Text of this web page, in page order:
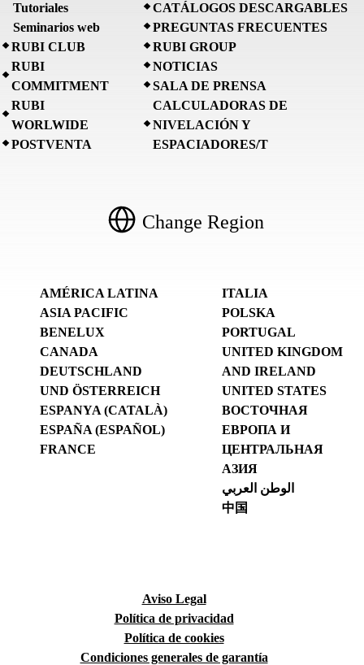
Tutoriales
Seminarios web
RUBI CLUB
RUBI
COMMITMENT
RUBI
WORLWIDE
POSTVENTA
CATÁLOGOS DESCARGABLES
PREGUNTAS FRECUENTES
RUBI GROUP
NOTICIAS
SALA DE PRENSA
CALCULADORAS DE
NIVELACIÓN Y
ESPACIADORES/T
Change Region
AMÉRICA LATINA
ASIA PACIFIC
BENELUX
CANADA
DEUTSCHLAND
UND ÖSTERREICH
ESPANYA (CATALÀ)
ESPAÑA (ESPAÑOL)
FRANCE
ITALIA
POLSKA
PORTUGAL
UNITED KINGDOM
AND IRELAND
UNITED STATES
ВОСТОЧНАЯ
ЕВРОПА И
ЦЕНТРАЛЬНАЯ
АЗИЯ
الوطن العربي
中国
Aviso Legal
Política de privacidad
Política de cookies
Condiciones generales de garantía